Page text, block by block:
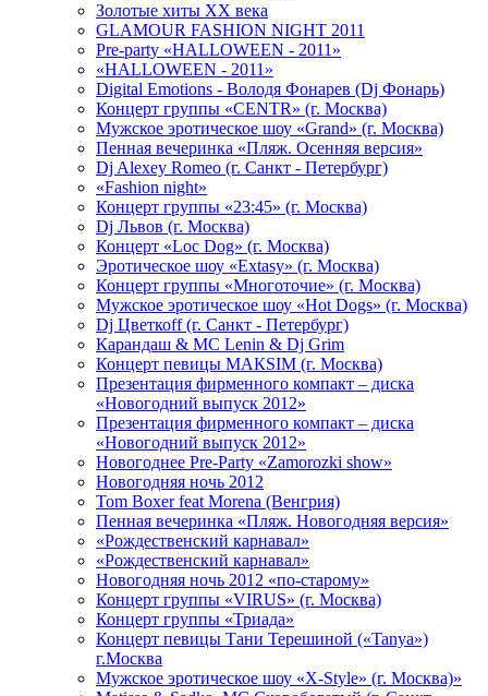
Золотые хиты XX века
GLAMOUR FASHION NIGHT 2011
Pre-party «HALLOWEEN - 2011»
«HALLOWEEN - 2011»
Digital Emotions - Володя Фонарев (Dj Фонарь)
Концерт группы «CENTR» (г. Москва)
Мужское эротическое шоу «Grand» (г. Москва)
Пенная вечеринка «Пляж. Осенняя версия»
Dj Alexey Romeo (г. Санкт - Петербург)
«Fashion night»
Концерт группы «23:45» (г. Москва)
Dj Львов (г. Москва)
Концерт «Loc Dog» (г. Москва)
Эротическое шоу «Extasy» (г. Москва)
Концерт группы «Многоточие» (г. Москва)
Мужское эротическое шоу «Hot Dogs» (г. Москва)
Dj Цветкоff (г. Санкт - Петербург)
Карандаш & МС Lenin & Dj Grim
Концерт певицы МАКSIМ (г. Москва)
Презентация фирменного компакт – диска
«Новогодний выпуск 2012»
Презентация фирменного компакт – диска
«Новогодний выпуск 2012»
Новогоднее Pre-Party «Zamorozki show»
Новогодняя ночь 2012
Tom Boxer feat Morena (Венгрия)
Пенная вечеринка «Пляж. Новогодняя версия»
«Рождественский карнавал»
«Рождественский карнавал»
Новогодняя ночь 2012 «по-старому»
Концерт группы «VIRUS» (г. Москва)
Концерт группы «Триада»
Концерт певицы Тани Терешиной («Tanya»)
г.Москва
Мужское эротическое шоу «X-Style» (г. Москва)»